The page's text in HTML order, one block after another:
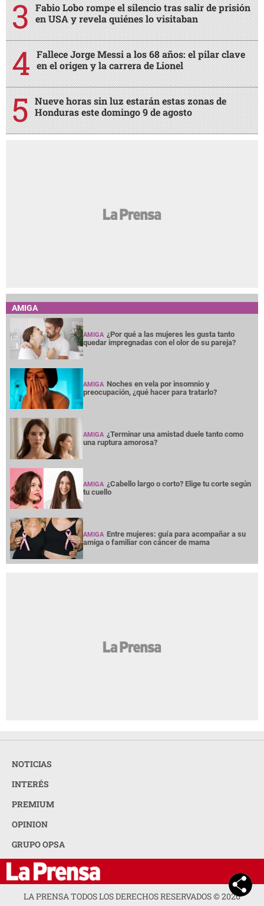
Fabio Lobo rompe el silencio tras salir de prisión
en USA y revela quiénes lo visitaban
Fallece Jorge Messi a los 68 años: el pilar clave
en el origen y la carrera de Lionel
Nueve horas sin luz estarán estas zonas de
Honduras este domingo 9 de agosto
AMIGA
AMIGA ¿Por qué a las mujeres les gusta tanto
quedar impregnadas con el olor de su pareja?
AMIGA Noches en vela por insomnio y
preocupación, ¿qué hacer para tratarlo?
AMIGA ¿Terminar una amistad duele tanto como
una ruptura amorosa?
AMIGA ¿Cabello largo o corto? Elige tu corte según
tu cuello
AMIGA Entre mujeres: guía para acompañar a su
amiga o familiar con cáncer de mama
NOTICIAS
INTERÉS
PREMIUM
OPINION
GRUPO OPSA
LA PRENSA TODOS LOS DERECHOS RESERVADOS ©2026